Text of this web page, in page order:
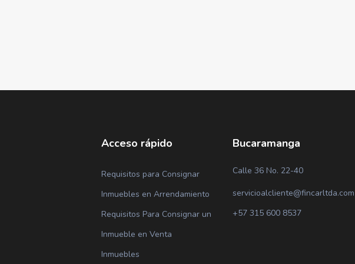
Acceso rápido
Requisitos para Consignar
Inmuebles en Arrendamiento
Requisitos Para Consignar un
Inmueble en Venta
Inmuebles
Bucaramanga
Calle 36 No. 22-40
servicioalcliente@fincarltda.com
+57 315 600 8537